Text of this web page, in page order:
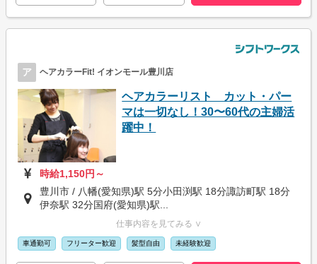
ア ヘアカラーFit! イオンモール豊川店
ヘアカラーリスト カット・パー
マは一切なし！30〜60代の主婦活
躍中！
時給1,150円～
豊川市 / 八幡(愛知県)駅 5分小田渕駅 18分諏訪町駅 18分
伊奈駅 32分国府(愛知県)駅...
仕事内容を見てみる ∨
車通勤可 フリーター歓迎 髪型自由 未経験歓迎